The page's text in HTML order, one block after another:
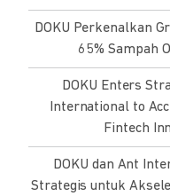
DOKU Perkenalkan
65% Sampah
DOKU Enters
International to
Fintech
DOKU dan Ant
Strategis untuk